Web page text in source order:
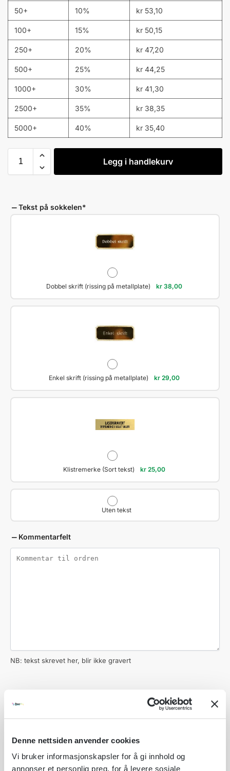
Denne nettsiden anvender cookies
Vi bruker informasjonskapsler for å gi innhold og
annonser et personlig preg, for å levere sosiale
50+ 10% kr 53,10
100+ 15% kr 50,15
250+ 20% kr 47,20
500+ 25% kr 44,25
1000+ 30% kr 41,30
2500+ 35% kr 38,35
5000+ 40% kr 35,40
Legg i handlekurv
Tekst på sokkelen*
Dobbel skrift (rissing på metallplate) kr 38,00
Enkel skrift (rissing på metallplate) kr 29,00
Klistremerke (Sort tekst) kr 25,00
Uten tekst
Kommentarfelt
NB: tekst skrevet her, blir ikke gravert
PER STK TOTALT
Produktpris: 1 stk kr 59,00
Tilleggsvalg: 1 stk kr